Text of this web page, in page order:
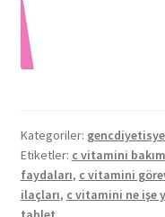
Kategoriler:
Etiketler: c vitamini
faydaları, c vitamini
ilaçları, c vitamini ne işe